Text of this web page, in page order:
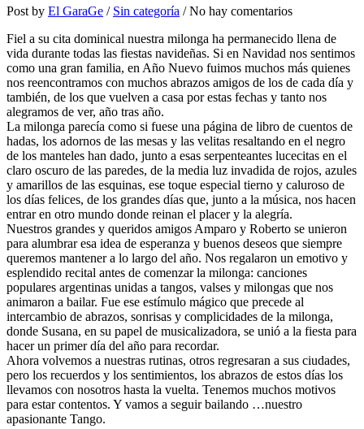
Post by El GaraGe / Sin categoría / No hay comentarios
Fiel a su cita dominical nuestra milonga ha permanecido llena de
vida durante todas las fiestas navideñas. Si en Navidad nos sentimos
como una gran familia, en Año Nuevo fuimos muchos más quienes
nos reencontramos con muchos abrazos amigos de los de cada día y
también, de los que vuelven a casa por estas fechas y tanto nos
alegramos de ver, año tras año.
La milonga parecía como si fuese una página de libro de cuentos de
hadas, los adornos de las mesas y las velitas resaltando en el negro
de los manteles han dado, junto a esas serpenteantes lucecitas en el
claro oscuro de las paredes, de la media luz invadida de rojos, azules
y amarillos de las esquinas, ese toque especial tierno y caluroso de
los días felices, de los grandes días que, junto a la música, nos hacen
entrar en otro mundo donde reinan el placer y la alegría.
Nuestros grandes y queridos amigos Amparo y Roberto se unieron
para alumbrar esa idea de esperanza y buenos deseos que siempre
queremos mantener a lo largo del año. Nos regalaron un emotivo y
esplendido recital antes de comenzar la milonga: canciones
populares argentinas unidas a tangos, valses y milongas que nos
animaron a bailar. Fue ese estímulo mágico que precede al
intercambio de abrazos, sonrisas y complicidades de la milonga,
donde Susana, en su papel de musicalizadora, se unió a la fiesta para
hacer un primer día del año para recordar.
Ahora volvemos a nuestras rutinas, otros regresaran a sus ciudades,
pero los recuerdos y los sentimientos, los abrazos de estos días los
llevamos con nosotros hasta la vuelta. Tenemos muchos motivos
para estar contentos. Y vamos a seguir bailando …nuestro
apasionante Tango.